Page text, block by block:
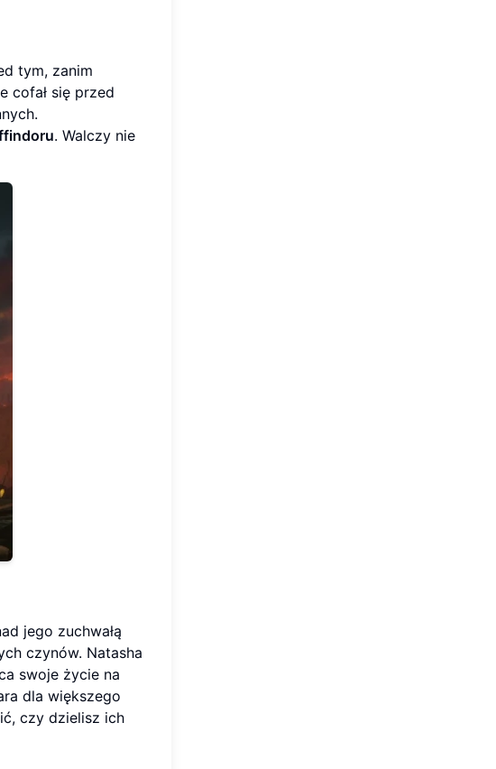
tym, zanim
cofał się przed
. Walczy nie
jego zuchwałą
czynów. Natasha
swoje życie na
dla większego
czy dzielisz ich